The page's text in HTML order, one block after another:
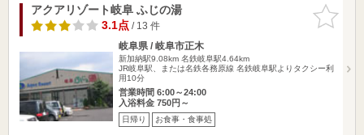
お気に入
りに追加
アクアリゾート岐阜 ふじの湯
3.1点/ 13 件
岐阜県 / 岐阜市正木
新加納駅9.08km 名鉄岐阜駅4.64km
JR岐阜駅、または名鉄各務原線 名鉄岐阜駅よりタクシー利
用10分
営業時間 6:00～24:00
入浴料金 750円～
日帰り お食事・食事処